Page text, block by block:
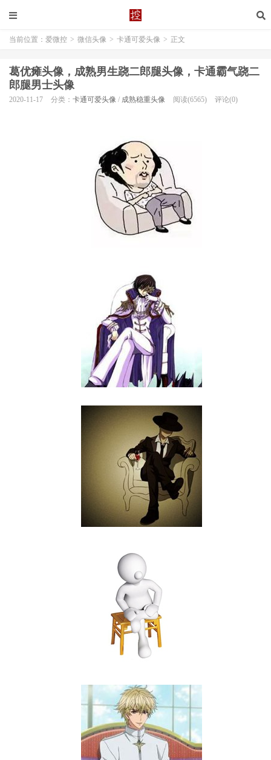
当前位置： 爱微控 > 微信头像 > 卡通可爱头像 > 正文
葛优瘫头像，成熟男生跷二郎腿头像，卡通霸气跷二
郎腿男士头像
2020-11-17 分类： 卡通可爱头像 / 成熟稳重头像 阅读(6565) 评论(0)